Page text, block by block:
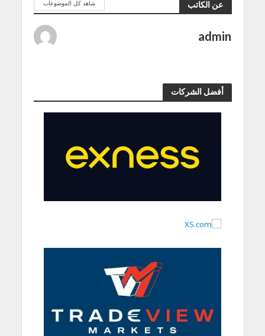
عن الكاتب شاهد كل الموضوعات
admin
أفضل الشركات